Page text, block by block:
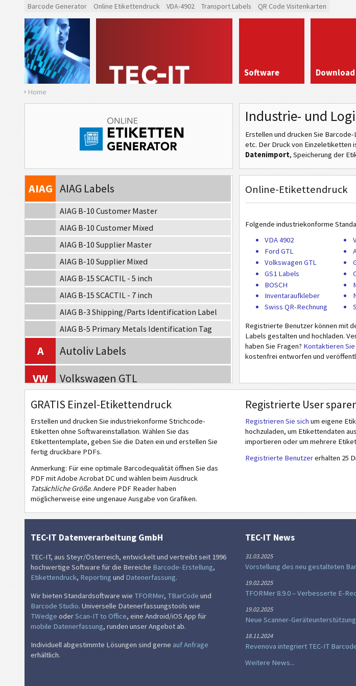
Barcode Generator Online Etikettendruck VDA-4902 Transport Labels QR Code Visitenkarten
Software Download
Home
Industrie- und
Erstellen und drucken Sie
etc. Der Druck von Einzeletiketten
Datenimport, Speicherung der
VDA
VDA 4902
VDA
VDA 4992
VDA 4994
AIAG AIAG Labels
AIAG B-10 Customer Master
AIAG B-10 Customer Mixed
AIAG B-10 Supplier Master
AIAG B-10 Supplier Mixed
AIAG B-15 SCACTIL - 5 inch
AIAG B-15 SCACTIL - 7 inch
AIAG B-3 Shipping/Parts Identification Label
AIAG B-5 Primary Metals Identification Tag
A
Autoliv Labels
VW
Volkswagen GTL
GM
General Motors
CAT
Caterpillar
O
Odette
G
Galia
B
BOSCH
MAT
MAT Labels
LTO
LTO Labels
I
Inventaraufkleber
NF
Online-Etikettendruck
Folgende industriekonforme
VDA 4902
Ford GTL
Volkswagen GTL
GS1 Labels
BOSCH
Inventaraufkleber
Swiss QR-Rechnung
Registrierte Benutzer können mit
Labels gestalten und hochladen.
haben Sie Fragen? Kontaktieren Sie
kostenfrei entworfen und
GRATIS Einzel-Etikettendruck
Erstellen und drucken Sie industriekonforme Strichcode-
Etiketten ohne Softwareinstallation. Wählen Sie das
Etikettentemplate, geben Sie die Daten ein und erstellen Sie
fertig druckbare PDFs.
Anmerkung: Für eine optimale Barcodequalität öffnen Sie das
PDF mit Adobe Acrobat DC und wählen beim Ausdruck
Tatsächliche Größe. Andere PDF Reader haben
möglicherweise eine ungenaue Ausgabe von Grafiken.
Registrierte User
Registrieren Sie sich um eigene
hochzuladen, um Etikettendaten
importieren oder um mehrere
Registrierte Benutzererhalten 25
TEC-IT Datenverarbeitung GmbH
TEC-IT, aus Steyr/Österreich, entwickelt und vertreibt seit 1996
hochwertige Software für die Bereiche Barcode-Erstellung,
Etikettendruck, Reporting und Datenerfassung.
Wir bieten Standardsoftware wie TFORMer, TBarCode und
Barcode Studio. Universelle Datenerfassungstools wie
TWedge oderScan-IT to Office, eine Android/iOS App für
mobile Datenerfassung, runden unser Angebot ab.
Individuell abgestimmte Lösungen sind gerne auf Anfrage
erhältlich.
TEC-IT News
31.03.2025
Vorstellung des neu gestalteten
19.02.2025
TFORMer 8.9.0 – Verbesserte E-
19.02.2025
Neue Scanner-
18.11.2024
Revenova integriert TEC-IT
Weitere News...